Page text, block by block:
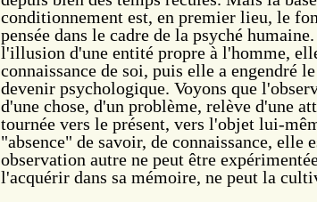
conditionnement est, en premier lieu, le
pensée dans le cadre de la psyché
l'illusion d'une entité propre à l'homme,
connaissance de soi, puis elle a engendré
devenir psychologique. Voyons que
d'une chose, d'un problème, relève d'une
tournée vers le présent, vers l'objet lui-
"absence" de savoir, de connaissance, elle
observation autre ne peut être
l'acquérir dans sa mémoire, ne peut la